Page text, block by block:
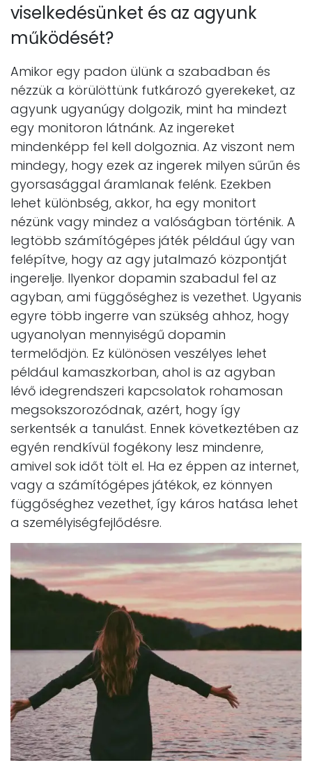
viselkedésünket és az agyunk
működését?
Amikor egy padon ülünk a szabadban és
nézzük a körülöttünk futkározó gyerekeket, az
agyunk ugyanúgy dolgozik, mint ha mindezt
egy monitoron látnánk. Az ingereket
mindenképp fel kell dolgoznia. Az viszont nem
mindegy, hogy ezek az ingerek milyen sűrűn és
gyorsasággal áramlanak felénk. Ezekben
lehet különbség, akkor, ha egy monitort
nézünk vagy mindez a valóságban történik. A
legtöbb számítógépes játék például úgy van
felépítve, hogy az agy jutalmazó központját
ingerelje. Ilyenkor dopamin szabadul fel az
agyban, ami függőséghez is vezethet. Ugyanis
egyre több ingerre van szükség ahhoz, hogy
ugyanolyan mennyiségű dopamin
termelődjön. Ez különösen veszélyes lehet
például kamaszkorban, ahol is az agyban
lévő idegrendszeri kapcsolatok rohamosan
megsokszorozódnak, azért, hogy így
serkentsék a tanulást. Ennek következtében az
egyén rendkívül fogékony lesz mindenre,
amivel sok időt tölt el. Ha ez éppen az internet,
vagy a számítógépes játékok, ez könnyen
függőséghez vezethet, így káros hatása lehet
a személyiségfejlődésre.